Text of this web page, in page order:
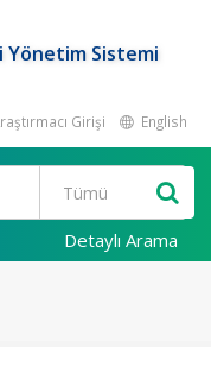
Yönetim Sistemi
Girişi English
Detaylı Arama